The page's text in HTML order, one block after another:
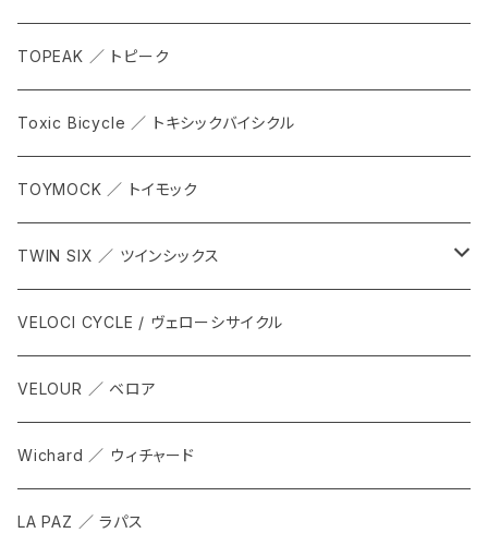
TOPEAK ／ トピーク
Toxic Bicycle ／ トキシックバイシクル
TOYMOCK ／ トイモック
TWIN SIX ／ ツインシックス
ALL
Tops
Bottoms
Accesorries
VELOCI CYCLE / ヴェローシサイクル
VELOUR ／ ベロア
Wichard ／ ウィチャード
LA PAZ ／ ラパス